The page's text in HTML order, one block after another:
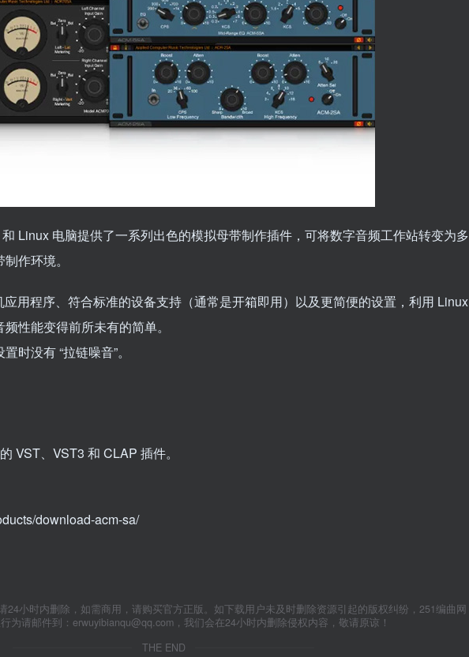
Linux 电脑提供了一系列出色的模拟母带制作插件，可将数字音频工作站转变为多
作环境。
用程序、符合标准的设备支持（通常是开箱即用）以及更简便的设置，利用 Linux
性能变得前所未有的简单。
时没有 “拉链噪音”。
VST、VST3 和 CLAP 插件。
download-acm-sa/
24小时内删除，如需商用，请购买官方正版。如下载用户未及时删除资源引起的版权纠纷，251编曲网
为请邮件到：erwuyibianqu@qq.com，我们会在24小时内删除侵权内容，敬请原谅！
THE END